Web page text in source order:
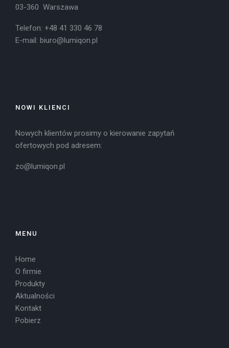
03-360 Warszawa
Telefon: +48 41 330 46 78
E-mail: biuro@lumiqon.pl
NOWI KLIENCI
Nowych klientów prosimy o kierowanie zapytań
ofertowych pod adresem:
zo@lumiqon.pl
MENU
Home
O firmie
Produkty
Aktualności
Kontakt
Pobierz